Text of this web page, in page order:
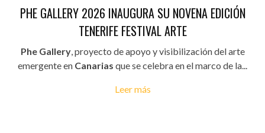
PHE GALLERY 2026 INAUGURA SU NOVENA EDICIÓN
TENERIFE FESTIVAL ARTE
Phe Gallery, proyecto de apoyo y visibilización del arte
emergente en Canarias que se celebra en el marco de la...
Leer más